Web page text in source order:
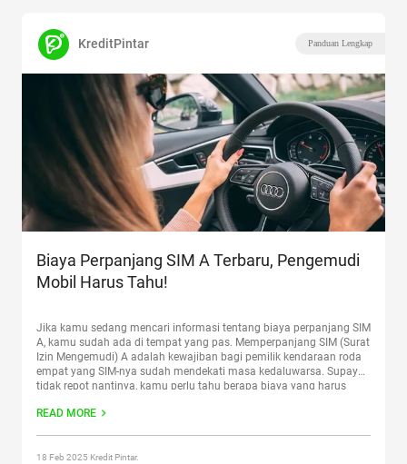
KreditPintar Panduan Lengkap
Biaya Perpanjang SIM A Terbaru, Pengemudi
Mobil Harus Tahu!
Jika kamu sedang mencari informasi tentang biaya perpanjang SIM
A, kamu sudah ada di tempat yang pas. Memperpanjang SIM (Surat
Izin Mengemudi) A adalah kewajiban bagi pemilik kendaraan roda
empat yang SIM-nya sudah mendekati masa kedaluwarsa. Supaya
tidak repot nantinya, kamu perlu tahu berapa biaya yang harus
danContinue reading
READ MORE
18 Feb 2025 Kredit Pintar.